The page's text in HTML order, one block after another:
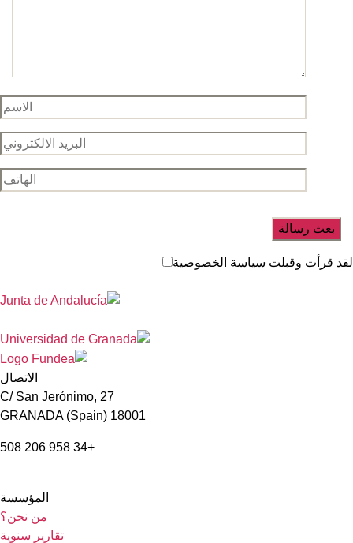
قرأت وقبلت سياسة الخصوصية
الاتصال
C/ San Jerónimo, 27
18001 GRANADA (Spain)
المؤسسة
من نحن؟
تقارير سنوية